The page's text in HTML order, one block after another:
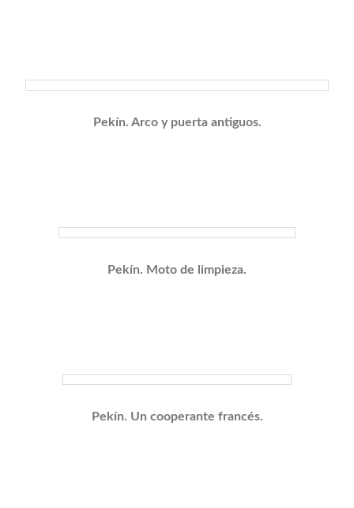
Pekín. Arco y puerta antiguos.
Pekín. Moto de limpieza.
Pekín. Un cooperante francés.